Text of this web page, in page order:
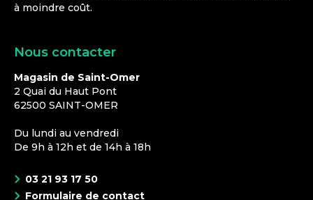
à moindre coût.
Nous contacter
Magasin de Saint-Omer
2 Quai du Haut Pont
62500 SAINT-OMER
Du lundi au vendredi
De 9h à 12h et de 14h à 18h
03 21 93 17 50
Formulaire de contact